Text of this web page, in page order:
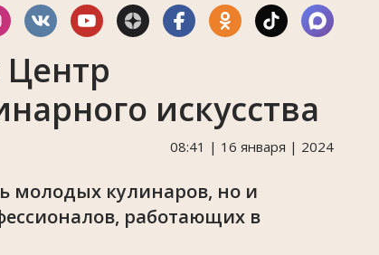
искусства
08:41 | 16 января | 2024
молодых кулинаров, но и
работающих в